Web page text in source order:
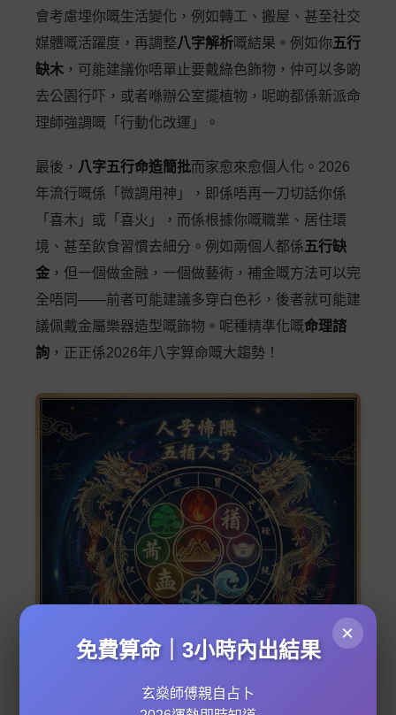
會考慮埋你嘅生活變化，例如轉工、搬屋、甚至社交
媒體嘅活躍度，再調整八字解析嘅結果。例如你五行
缺木 ，可能建議你唔單止要戴綠色飾物，仲可以多啲
去公園行吓，或者喺辦公室擺植物，呢啲都係新派命
理師強調嘅「行動化改運」。
最後， 八字五行命造簡批而家愈來愈個人化。2026
年流行嘅係「微調用神」，即係唔再一刀切話你係
「喜木」或「喜火」，而係根據你嘅職業、居住環
境、甚至飲食習慣去細分。例如兩個人都係五行缺
金 ，但一個做金融，一個做藝術，補金嘅方法可以完
全唔同——前者可能建議多穿白色衫，後者就可能建
議佩戴金屬樂器造型嘅飾物。呢種精準化嘅命理諮
詢 ，正正係2026年八字算命嘅大趨勢！
×
免費算命｜3小時內出結果
玄燊師傅親自占卜